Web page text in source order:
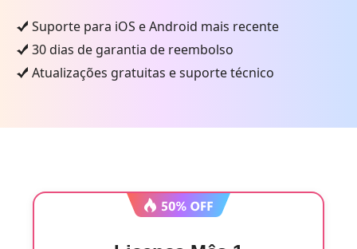
Suporte para iOS e Android mais recente
30 dias de garantia de reembolso
Atualizações gratuitas e suporte técnico